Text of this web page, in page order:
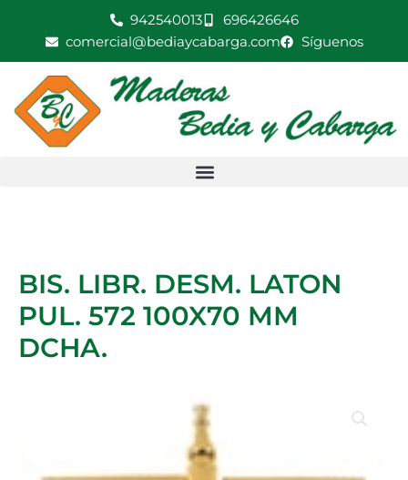
942540013
696426646
comercial@bediaycabarga.com
Síguenos
BIS. LIBR. DESM. LATON
PUL. 572 100X70 MM
DCHA.
PUL.
572
100X70
MM
DCHA.
cantidad